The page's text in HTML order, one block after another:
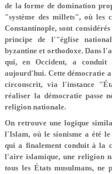
de la forme de domination
"système des millets", où les
Constantinople, sont
principe de l'"église
byzantine et orthodoxe. Dans
qui, en Occident, a
aujourd'hui. Cette démocratie
circonscrit, via l'instance
réaliser la démocratie passe
religion nationale.
On retrouve une logique
l'Islam, où le sionisme a été
qui a finalement conduit à la
l'aire islamique, une religion
tous les États musulmans, ne